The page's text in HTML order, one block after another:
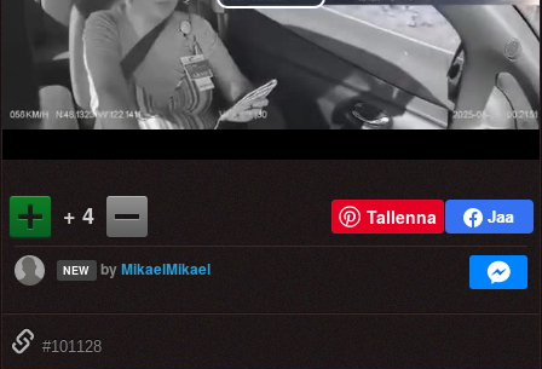
Video
+ 4 Tallenna
NEW byMikaelMikael
#101128